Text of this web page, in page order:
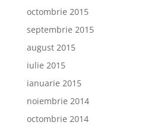
octombrie 2015
septembrie 2015
august 2015
iulie 2015
ianuarie 2015
noiembrie 2014
octombrie 2014